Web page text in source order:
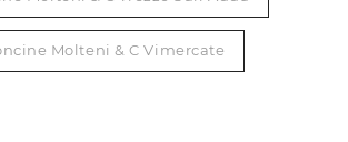
Molteni & C Vimercate